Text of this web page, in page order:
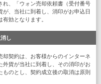
れ、「ウォン売却依頼書（受付番号
、当社に到着し、消印がお申込日
効となります。
し
契約は、お客様からのインターネ
外貨が当社に到着し、その消印がお
のとし、契約成立後の取消は原則